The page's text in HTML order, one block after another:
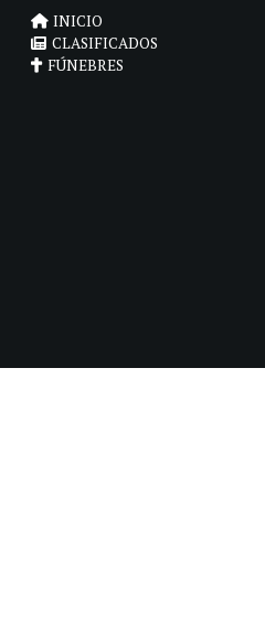
INICIO
CLASIFICADOS
FÚNEBRES